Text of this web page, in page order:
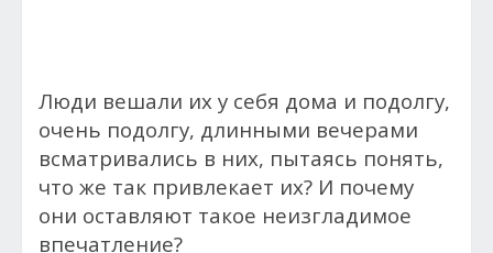
Люди вешали их у себя дома и подолгу,
очень подолгу, длинными вечерами
всматривались в них, пытаясь понять,
что же так привлекает их? И почему
они оставляют такое неизгладимое
впечатление?